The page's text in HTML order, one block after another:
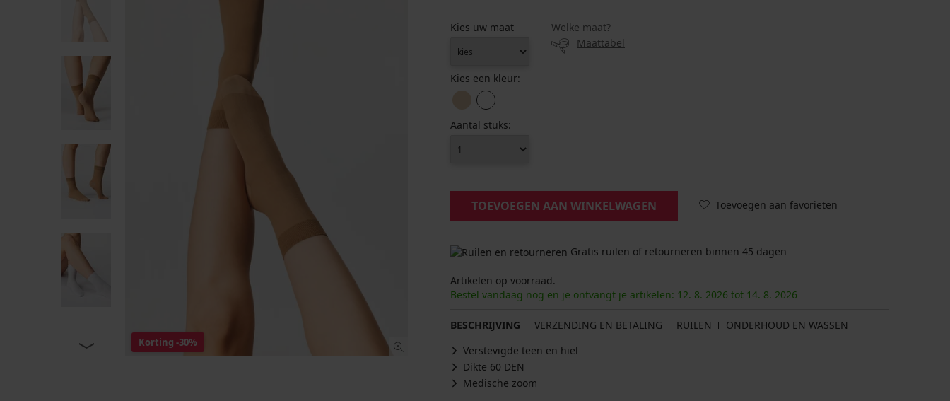
Korting -30%
Kies uw maat
Welke maat?
Maattabel
Kies een kleur:
Aantal stuks:
TOEVOEGEN AAN WINKELWAGEN Toevoegen aan favorieten
Gratis ruilen of retourneren binnen 45 dagen
Artikelen op voorraad.
Bestel vandaag nog en je ontvangt je artikelen: 12. 8. 2026 tot 14. 8. 2026
BESCHRIJVING VERZENDING EN BETALING RUILEN
ONDERHOUD EN WASSEN
Verstevigde teen en hiel
Dikte 60 DEN
Medische zoom